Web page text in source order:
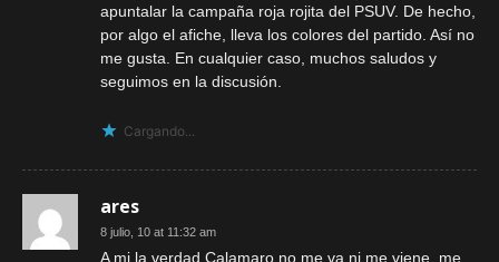
apuntalar la campaña roja rojita del PSUV. De hecho,
por algo el afiche, lleva los colores del partido. Así no
me gusta. En cualquier caso, muchos saludos y
seguimos en la discusión.
Cargando...
ares
8 julio, 10 at 11:32 am
A mi la verdad Calamaro no me va ni me viene, me